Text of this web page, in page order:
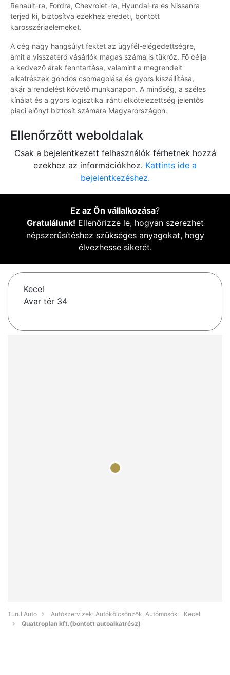
Renault-ra, Fordra, Chevrolet-ra, Hyundai-ra és Nissanra
terjed ki, biztosítva ezekhez eredeti, bontott
karosszériaelemeket.
A cég nagy hangsúlyt fektet az ügyfél-elégedettségre,
amit a visszatérő vásárlók magas száma is tükröz. Fő célja
a kedvező árak fenntartása, valamint a megrendelt
alkatrészek gondos csomagolása és gyors kiszállítása,
akár a rendelést követő munkanapon. A minőség, a széles
kínálat és a gyors logisztika iránti elkötelezettség jelentős
piaci előnyt biztosít számára Magyarországon.
Ellenőrzött weboldalak
Csak a bejelentkezett felhasználók férhetnek hozzá
ezekhez az információkhoz. Kattints ide a
bejelentkezéshez.
Ez az Ön vállalkozása?
Gratulálunk! Ellenőrizze le, hogyan szerezhet
népszerűsítéshez szükséges anyagokat, hogy
élvezhesse sikerét.
Kecel
Avar tér 34
Turul Auto
Autószervizek, Autókölcsönzők, Autómosók - Kecel
Quattroplan kft.(bontott autoalkatrész)